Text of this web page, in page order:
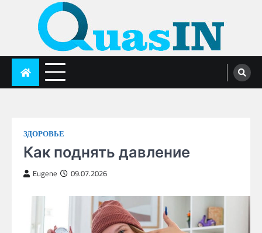
quasin.com
ЗДОРОВЬЕ
Как поднять давление
Eugene 09.07.2026